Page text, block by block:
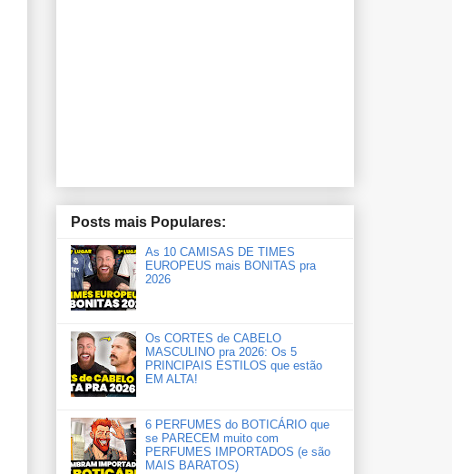
Posts mais Populares:
As 10 CAMISAS DE TIMES
EUROPEUS mais BONITAS pra
2026
Os CORTES de CABELO
MASCULINO pra 2026: Os 5
PRINCIPAIS ESTILOS que estão
EM ALTA!
6 PERFUMES do BOTICÁRIO que
se PARECEM muito com
PERFUMES IMPORTADOS (e são
MAIS BARATOS)